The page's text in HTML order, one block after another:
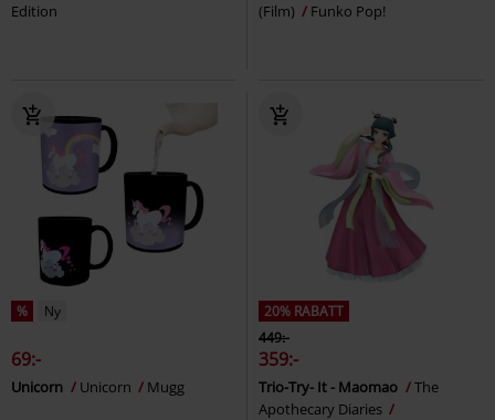
Edition
(Film)
Funko Pop!
% Ny
69:-
Unicorn Unicorn Mugg
20% RABATT
449:-
359:-
Trio-Try- It - Maomao
The
Apothecary Diaries